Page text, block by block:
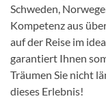
Schweden,
Kompetenz aus
auf der Reise im
garantiert Ihnen
Träumen Sie nicht
dieses Erlebnis!